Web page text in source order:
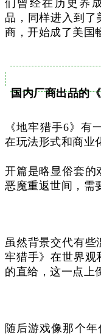
们曾经在历史养
品，同样进入到了
商，开始成了美国
国内厂商出品的
《地牢猎手6》有
在玩法形式和商业
开篇是略显俗套
恶魔重返世间，
虽然背景交代有些
牢猎手》在世界观
的直给，这一点上
随后游戏像那个